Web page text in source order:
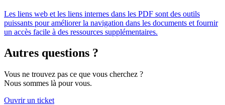
Les liens web et les liens internes dans les PDF sont des outils
puissants pour améliorer la navigation dans les documents et fournir
un accès facile à des ressources supplémentaires.
Autres questions ?
Vous ne trouvez pas ce que vous cherchez ?
Nous sommes là pour vous.
Ouvrir un ticket